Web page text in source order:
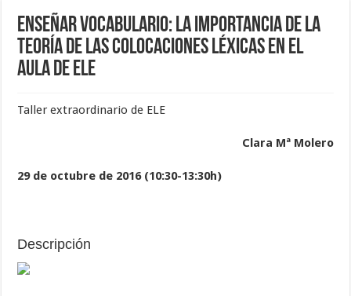
Enseñar vocabulario: la importancia de la
teoría de las colocaciones léxicas en el
aula de ELE
Taller extraordinario de ELE
Clara Mª Molero
29 de octubre de 2016 (10:30-13:30h)
Descripción